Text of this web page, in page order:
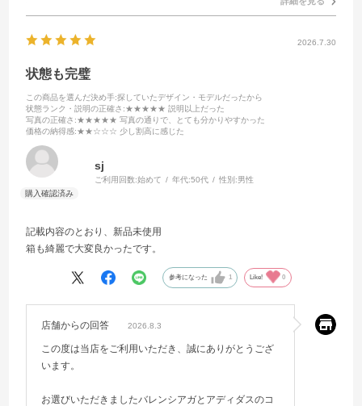
2026.7.30
状態も完璧
この商品を選んだ決め手:探していたデザイン・モデルだったから
状態ランク・説明の正確さ :★★★★★ 説明以上だった
写真の正確さ :★★★★★ 写真の通りで、とても分かりやすかった
価格の納得感:★★☆☆☆ 少し割高に感じた
sj
ご利用回数:始めて 年代:50代 性別:男性
記載内容のとおり、新品未使用
箱も綺麗で大変良かったです。
参考になった 1 Like! 0
店舗からの回答 2026.8.3
この度は当店をご利用いただき、誠にありがとうござ
います。
お選びいただきましたバレンシアガとアディダスのコ